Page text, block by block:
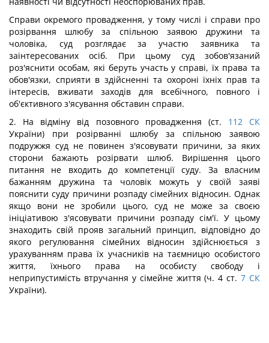
Справи окремого провадження, у тому числі і справи про
розірвання шлюбу за спільною заявою дружини та
чоловіка, суд розглядає за участю заявника та
заінтересованих осіб. При цьому суд зобов'язаний
роз'яснити особам, які беруть участь у справі, їх права та
обов'язки, сприяти в здійсненні та охороні їхніх прав та
інтересів, вживати заходів для всебічного, повного і
об'єктивного з'ясування обставин справи.
2. На відміну від позовного провадження (ст. 112 СК
України) при розірванні шлюбу за спільною заявою
подружжя суд не повинен з'ясовувати причини, за яких
сторони бажають розірвати шлюб. Вирішення цього
питання не входить до компетенції суду. За власним
бажанням дружина та чоловік можуть у своїй заяві
пояснити суду причини розпаду сімейних відносин. Однак
якщо вони не зробили цього, суд не може за своєю
ініціативою з'ясовувати причини розпаду сім'ї. У цьому
знаходить свій прояв загальний принцип, відповідно до
якого регулювання сімейних відносин здійснюється з
урахуванням права їх учасників на таємницю особистого
життя, їхнього права на особисту свободу і
неприпустимість втручання у сімейне життя (ч. 4 ст. 7 СК
України).